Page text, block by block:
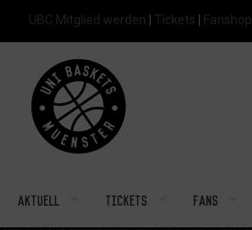
UBC Mitglied werden Tickets Fanshop
Aktuell Tickets Fans